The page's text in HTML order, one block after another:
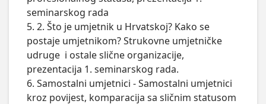
seminarskog rada
5. 2. Što je umjetnik u Hrvatskoj? Kako se
postaje umjetnikom? Strukovne umjetničke
udruge  i ostale slične organizacije,
prezentacija 1. seminarskog rada.
6. Samostalni umjetnici - Samostalni umjetnici
kroz povijest, komparacija sa sličnim statusom